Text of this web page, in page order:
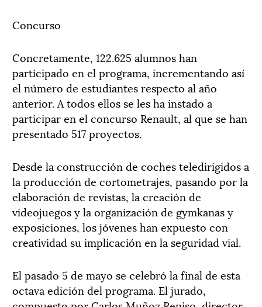
Concurso
Concretamente, 122.625 alumnos han
participado en el programa, incrementando así
el número de estudiantes respecto al año
anterior. A todos ellos se les ha instado a
participar en el concurso Renault, al que se han
presentado 517 proyectos.
Desde la construcción de coches teledirigidos a
la producción de cortometrajes, pasando por la
elaboración de revistas, la creación de
videojuegos y la organización de gymkanas y
exposiciones, los jóvenes han expuesto con
creatividad su implicación en la seguridad vial.
El pasado 5 de mayo se celebró la final de esta
octava edición del programa. El jurado,